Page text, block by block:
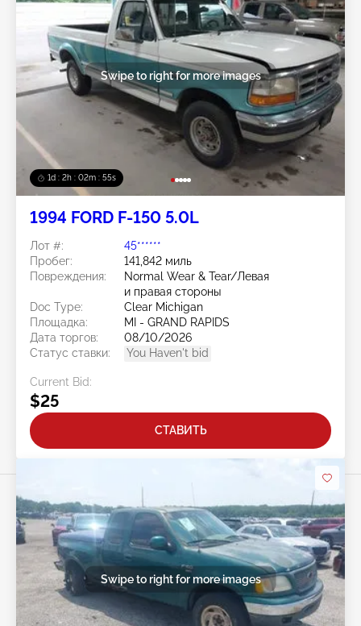
1d : 2h : 02m : 52s
Swipe to right for more images
1994 FORD F-150 5.0L
Лот #:
45******
Пробег:
141,842 миль
Повреждения:
Normal Wear & Tear/Левая
и правая стороны
Doc Type:
Clear Michigan
Площадка:
MI - GRAND RAPIDS
Дата торгов:
08/10/2026
Статус ставки:
You Haven't bid
Current Bid:
$25
СТАВИТЬ
Swipe to right for more images